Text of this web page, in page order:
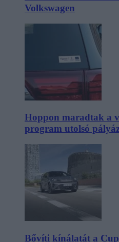
Volkswagen
Hoppon maradtak a
program utolsó
Bővíti kínálatát a